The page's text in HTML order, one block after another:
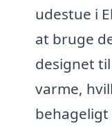
udestue i
at bruge
designet
varme,